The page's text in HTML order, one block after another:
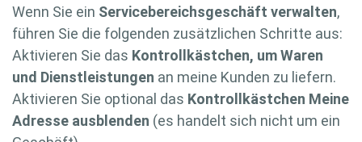
Wenn Sie ein Servicebereichsgeschäft verwalten,
führen Sie die folgenden zusätzlichen Schritte aus:
Aktivieren Sie das Kontrollkästchen, um Waren
und Dienstleistungen an meine Kunden zu liefern.
Aktivieren Sie optional das Kontrollkästchen Meine
Adresse ausblenden (es handelt sich nicht um ein